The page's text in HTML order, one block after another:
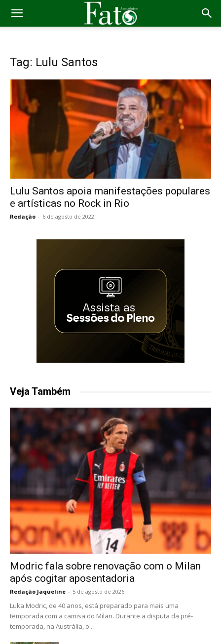
Tag: Lulu Santos
Lulu Santos apoia manifestações populares
e artísticas no Rock in Rio
Redação - 6 de agosto de 2022
Veja Também
Modric fala sobre renovação com o Milan
após cogitar aposentadoria
Redação Jaqueline - 5 de agosto de 2026
Luka Modric, de 40 anos, está preparado para mais uma
temporada com a camisa do Milan. Durante a disputa da pré-
temporada, na Austrália, o...